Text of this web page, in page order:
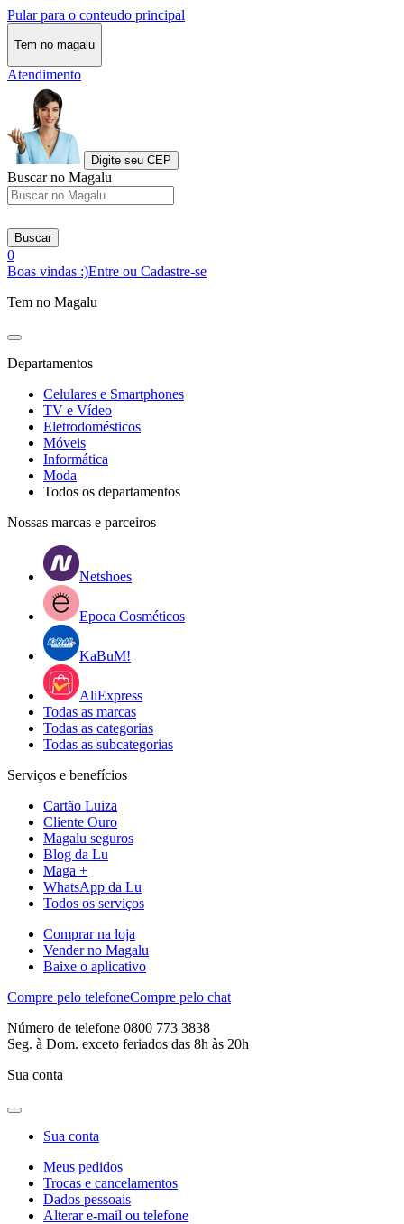
Pular para o conteudo principal
Tem no magalu
Atendimento
Digite seu CEP
Buscar no Magalu
Buscar
0
Boas vindas :)Entre ou Cadastre-se
Tem no Magalu
Departamentos
Celulares e Smartphones
TV e Vídeo
Eletrodomésticos
Móveis
Informática
Moda
Todos os departamentos
Nossas marcas e parceiros
Netshoes
Epoca Cosméticos
KaBuM!
AliExpress
Todas as marcas
Todas as categorias
Todas as subcategorias
Serviços e benefícios
Cartão Luiza
Cliente Ouro
Magalu seguros
Blog da Lu
Maga +
WhatsApp da Lu
Todos os serviços
Comprar na loja
Vender no Magalu
Baixe o aplicativo
Compre pelo telefoneCompre pelo chat
Número de telefone 0800 773 3838
Seg. à Dom. exceto feriados das 8h às 20h
Sua conta
Sua conta
Meus pedidos
Trocas e cancelamentos
Dados pessoais
Alterar e-mail ou telefone